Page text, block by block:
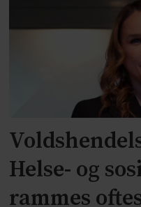
Helse- og
rammes